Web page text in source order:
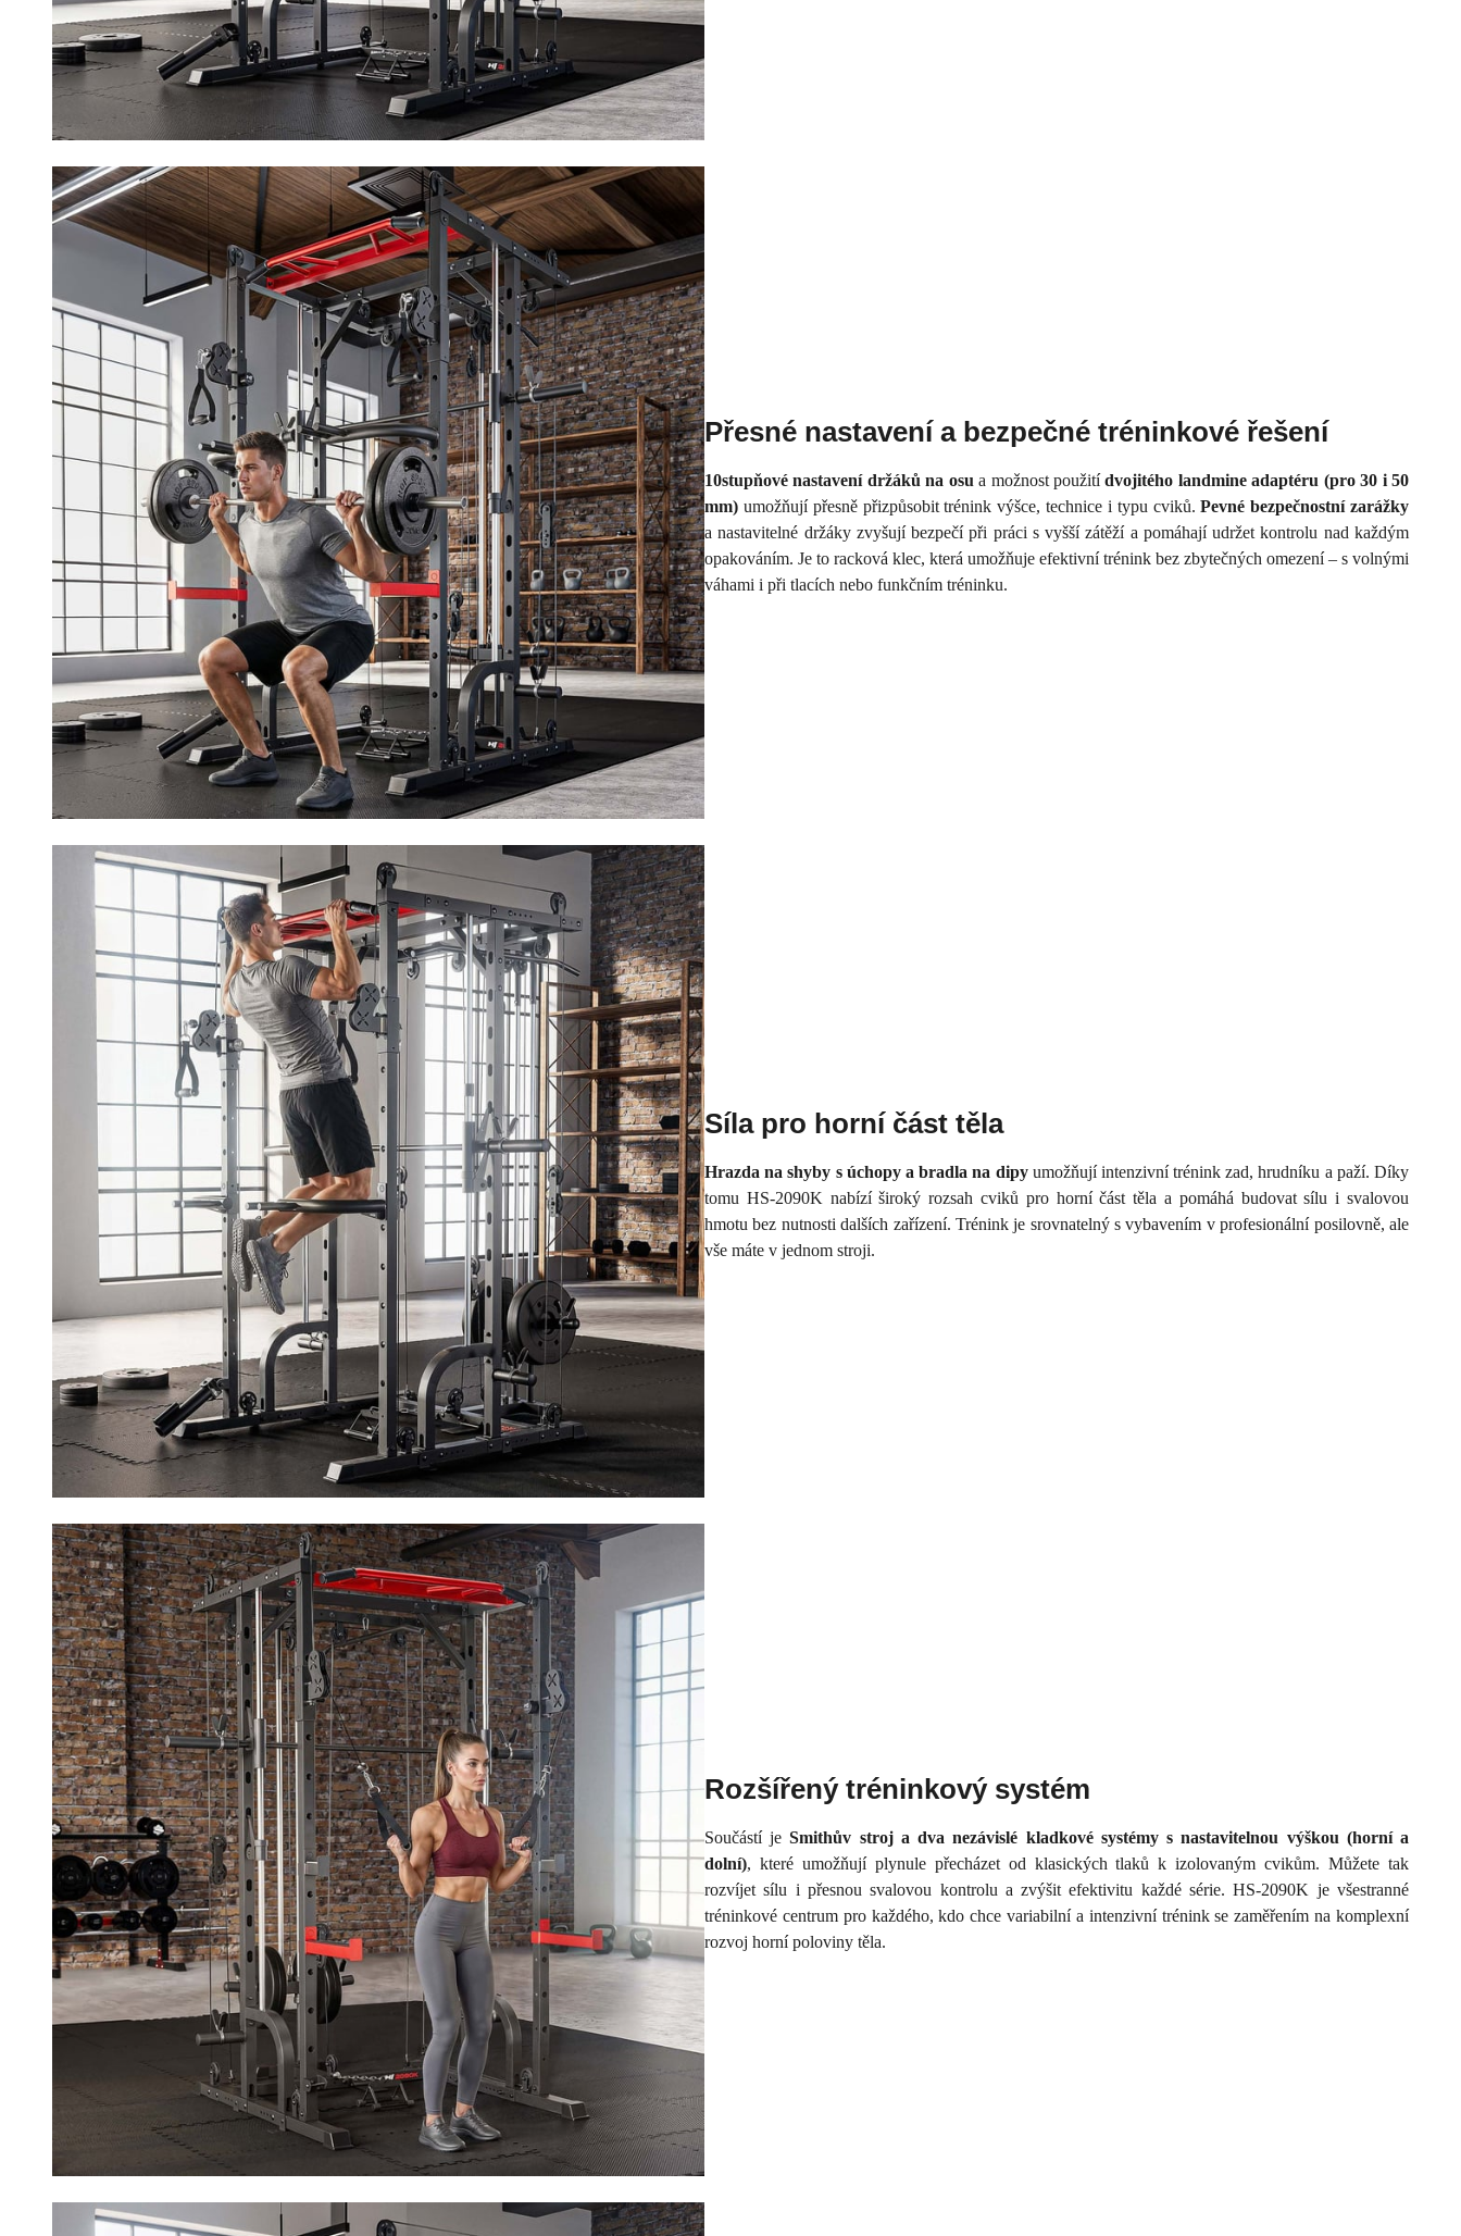
Přesné nastavení a bezpečné tréninkové řešení
10stupňové nastavení držáků na osu a možnost použitídvojitého landmine adaptéru (pro 30 i 50
mm) umožňují přesně přizpůsobit trénink výšce, technice i typu cviků.Pevné bezpečnostní zarážky
a nastavitelné držáky zvyšují bezpečí při práci s vyšší zátěží a pomáhají udržet kontrolu nad každým
opakováním. Je to racková klec, která umožňuje efektivní trénink bez zbytečných omezení – s volnými
váhami i při tlacích nebo funkčním tréninku.
Síla pro horní část těla
Hrazda na shyby s úchopy a bradla na dipyumožňují intenzivní trénink zad, hrudníku a paží. Díky
tomu HS-2090K nabízí široký rozsah cviků pro horní část těla a pomáhá budovat sílu i svalovou
hmotu bez nutnosti dalších zařízení. Trénink je srovnatelný s vybavením v profesionální posilovně, ale
vše máte v jednom stroji.
Rozšířený tréninkový systém
Součástí jeSmithův stroj a dva nezávislé kladkové systémy s nastavitelnou výškou (horní a
dolní), které umožňují plynule přecházet od klasických tlaků k izolovaným cvikům. Můžete tak
rozvíjet sílu i přesnou svalovou kontrolu a zvýšit efektivitu každé série. HS-2090K je všestranné
tréninkové centrum pro každého, kdo chce variabilní a intenzivní trénink se zaměřením na komplexní
rozvoj horní poloviny těla.